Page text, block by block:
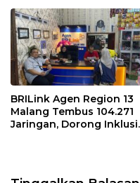
Bahan Baku Utama
Kedelai
BRILink Agen Region 13
Malang Tembus 104.271
Jaringan, Dorong Inklusi